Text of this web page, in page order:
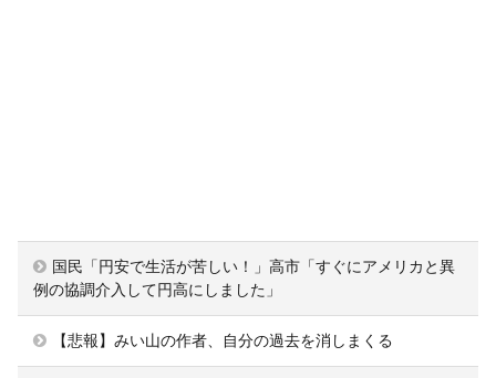
国民「円安で生活が苦しい！」高市「すぐにアメリカと異
例の協調介入して円高にしました」
【悲報】みい山の作者、自分の過去を消しまくる